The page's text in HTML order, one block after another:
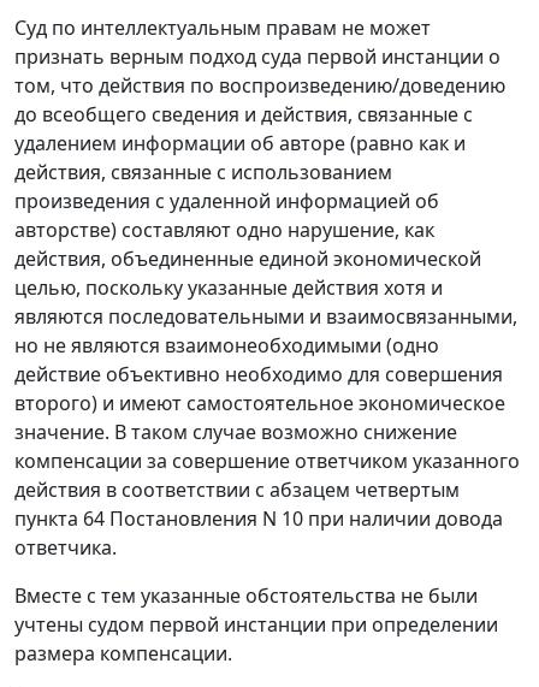
Суд по интеллектуальным правам не может
признать верным подход суда первой инстанции о
том, что действия по воспроизведению/доведению
до всеобщего сведения и действия, связанные с
удалением информации об авторе (равно как и
действия, связанные с использованием
произведения с удаленной информацией об
авторстве) составляют одно нарушение, как
действия, объединенные единой экономической
целью, поскольку указанные действия хотя и
являются последовательными и взаимосвязанными,
но не являются взаимонеобходимыми (одно
действие объективно необходимо для совершения
второго) и имеют самостоятельное экономическое
значение. В таком случае возможно снижение
компенсации за совершение ответчиком указанного
действия в соответствии с абзацем четвертым
пункта 64 Постановления N 10 при наличии довода
ответчика.
Вместе с тем указанные обстоятельства не были
учтены судом первой инстанции при определении
размера компенсации.